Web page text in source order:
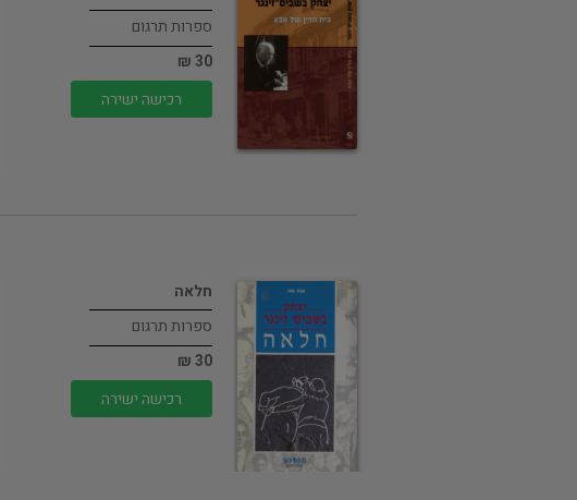
ספרות תרגום
30 ₪
רכישה ישירה
חלאה
ספרות תרגום
30 ₪
רכישה ישירה